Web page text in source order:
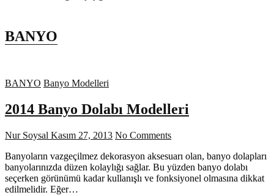
BANYO
BANYO Banyo Modelleri
2014 Banyo Dolabı Modelleri
Nur Soysal Kasım 27, 2013 No Comments
Banyoların vazgeçilmez dekorasyon aksesuarı olan, banyo dolapları
banyolarınızda düzen kolaylığı sağlar. Bu yüzden banyo dolabı
seçerken görünümü kadar kullanışlı ve fonksiyonel olmasına dikkat
edilmelidir. Eğer…